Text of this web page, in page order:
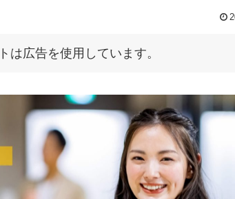
広告を使用しています。